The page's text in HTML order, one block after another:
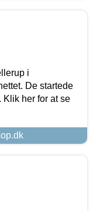
i
De startede
Klik her for at se